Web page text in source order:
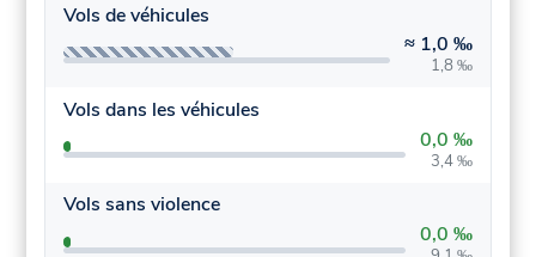
Vols de véhicules
≈ 1,0 ‰
1,8 ‰
Vols dans les véhicules
0,0 ‰
3,4 ‰
Vols sans violence
0,0 ‰